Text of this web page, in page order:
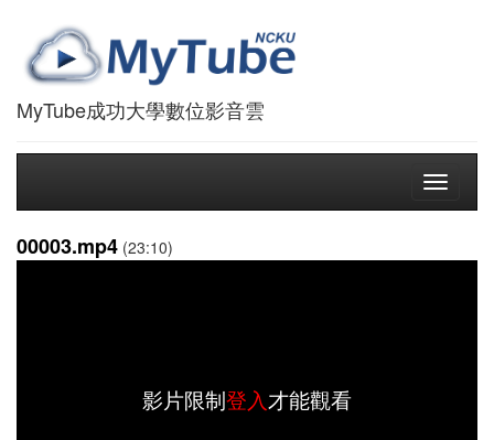
MyTube成功大學數位影音雲
Toggle
00003.mp4 (23:10)
影片限制登入才能觀看